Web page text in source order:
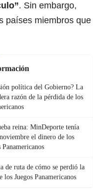
. Sin embargo,
países miembros que
política del Gobierno? La
razón de la pérdida de los
reina: MinDeporte tenía
el dinero de los
Panamericanos
de ruta de cómo se perdió la
los Juegos Panamericanos